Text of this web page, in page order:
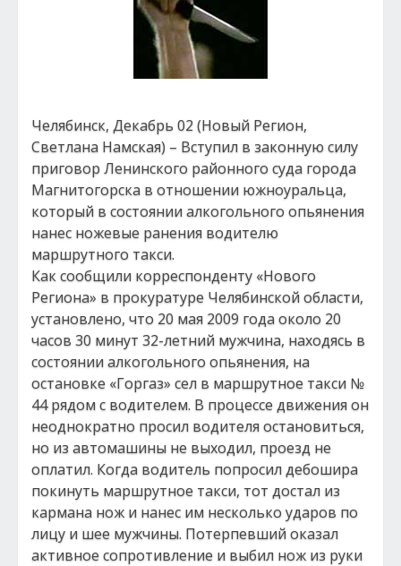
Челябинск, Декабрь 02 (Новый Регион,
Светлана Намская) – Вступил в законную силу
приговор Ленинского районного суда города
Магнитогорска в отношении южноуральца,
который в состоянии алкогольного опьянения
нанес ножевые ранения водителю
маршрутного такси.
Как сообщили корреспонденту «Нового
Региона» в прокуратуре Челябинской области,
установлено, что 20 мая 2009 года около 20
часов 30 минут 32-летний мужчина, находясь в
состоянии алкогольного опьянения, на
остановке «Горгаз» сел в маршрутное такси №
44 рядом с водителем. В процессе движения он
неоднократно просил водителя остановиться,
но из автомашины не выходил, проезд не
оплатил. Когда водитель попросил дебошира
покинуть маршрутное такси, тот достал из
кармана нож и нанес им несколько ударов по
лицу и шее мужчины. Потерпевший оказал
активное сопротивление и выбил нож из руки